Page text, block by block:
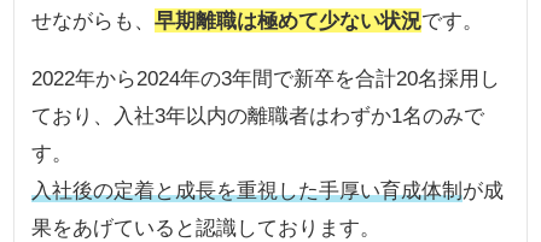
せながらも、早期離職は極めて少ない状況です。
2022年から2024年の3年間で新卒を合計20名採用し
ており、入社3年以内の離職者はわずか1名のみで
す。
入社後の定着と成長を重視した手厚い育成体制が成
果をあげていると認識しております。